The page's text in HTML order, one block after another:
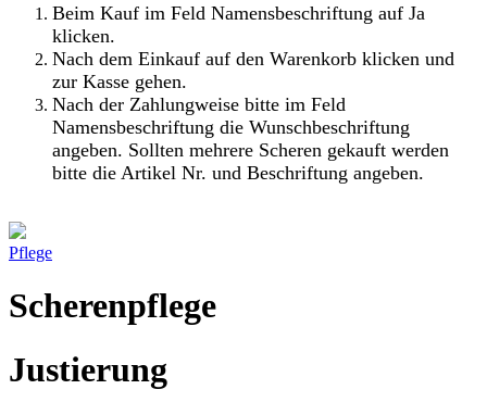
Beim Kauf im Feld Namensbeschriftung auf Ja
klicken.
Nach dem Einkauf auf den Warenkorb klicken und
zur Kasse gehen.
Nach der Zahlungweise bitte im Feld
Namensbeschriftung die Wunschbeschriftung
angeben. Sollten mehrere Scheren gekauft werden
bitte die Artikel Nr. und Beschriftung angeben.
Pflege
Scherenpflege
Justierung